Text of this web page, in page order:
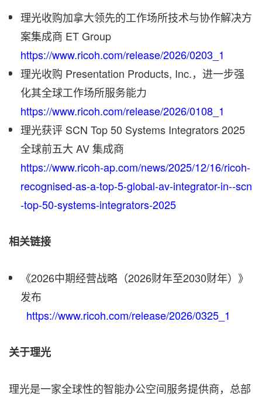
理光收购加拿大领先的工作场所技术与协作解决方
案集成商 ET Group
https://www.ricoh.com/release/2026/0203_1
理光收购 Presentation Products, Inc.，进一步强
化其全球工作场所服务能力
https://www.ricoh.com/release/2026/0108_1
理光获评 SCN Top 50 Systems Integrators 2025
全球前五大 AV 集成商
https://www.ricoh-ap.com/news/2025/12/16/ricoh-
recognised-as-a-top-5-global-av-integrator-in--scn
-top-50-systems-integrators-2025
相关链接
《2026中期经营战略（2026财年至2030财年）》
发布
https://www.ricoh.com/release/2026/0325_1
关于理光
理光是一家全球性的智能办公空间服务提供商，总部